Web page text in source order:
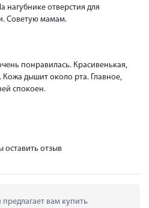
нагубнике отверстия для
Советую мамам.
понравилась. Красивенькая,
Кожа дышит около рта. Главное,
спокоен.
оставить отзыв
вам купить